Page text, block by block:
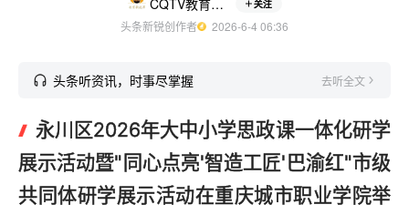
CQTV教育新视界 关注
头条新锐创作者
  2026-6-4 06:36
头条听资讯，时事尽掌握 去听全文
永川区2026年大中小学思政课一体化研学
展示活动暨"同心点亮'智造工匠'巴渝红"市级
共同体研学展示活动在重庆城市职业学院举